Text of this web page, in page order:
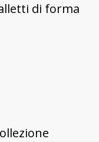
di forma